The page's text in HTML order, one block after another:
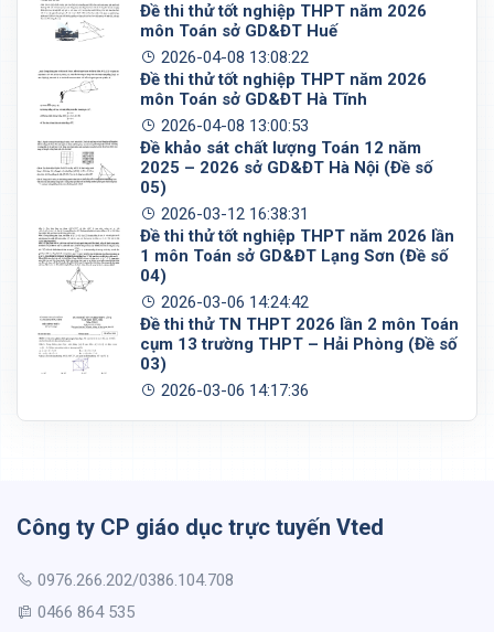
Đề thi thử tốt nghiệp THPT năm 2026
môn Toán sở GD&ĐT Huế
2026-04-08 13:08:22
Đề thi thử tốt nghiệp THPT năm 2026
môn Toán sở GD&ĐT Hà Tĩnh
2026-04-08 13:00:53
Đề khảo sát chất lượng Toán 12 năm
2025 – 2026 sở GD&ĐT Hà Nội (Đề số
05)
2026-03-12 16:38:31
Đề thi thử tốt nghiệp THPT năm 2026 lần
1 môn Toán sở GD&ĐT Lạng Sơn (Đề số
04)
2026-03-06 14:24:42
Đề thi thử TN THPT 2026 lần 2 môn Toán
cụm 13 trường THPT – Hải Phòng (Đề số
03)
2026-03-06 14:17:36
Công ty CP giáo dục trực tuyến Vted
0976.266.202/0386.104.708
0466 864 535